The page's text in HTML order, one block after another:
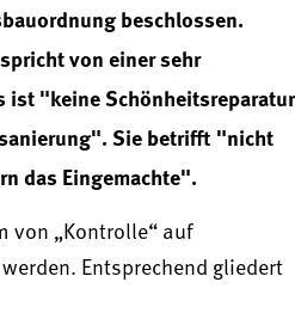
beschlossen.
von einer sehr
ist "keine Schönheitsreparatur
Sie betrifft "nicht
das Eingemachte".
von „Kontrolle“ auf
Entsprechend gliedert